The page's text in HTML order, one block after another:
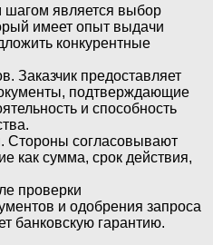
является выбор
имеет опыт выдачи
конкурентные
Заказчик предоставляет
подтверждающие
и способность
Стороны согласовывают
как сумма, срок действия,
проверки
и одобрения запроса
банковскую гарантию.